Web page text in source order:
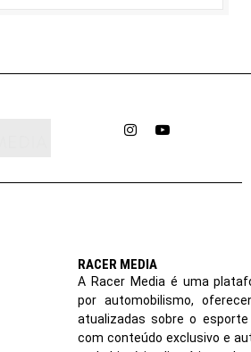
InstagramYouTube
RACER MEDIA
A Racer Media é uma
por automobilismo,
atualizadas sobre o
com conteúdo exclusivo e